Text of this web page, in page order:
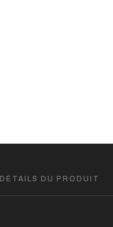
DÉTAILS DU PRODUIT